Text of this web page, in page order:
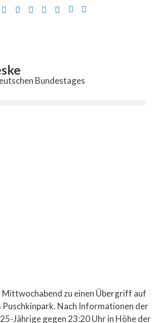
Bundestages
Mittwochabend zu einen Übergriff auf
Puschkinpark. Nach Informationen der
Jährige gegen 23:20 Uhr in Höhe der